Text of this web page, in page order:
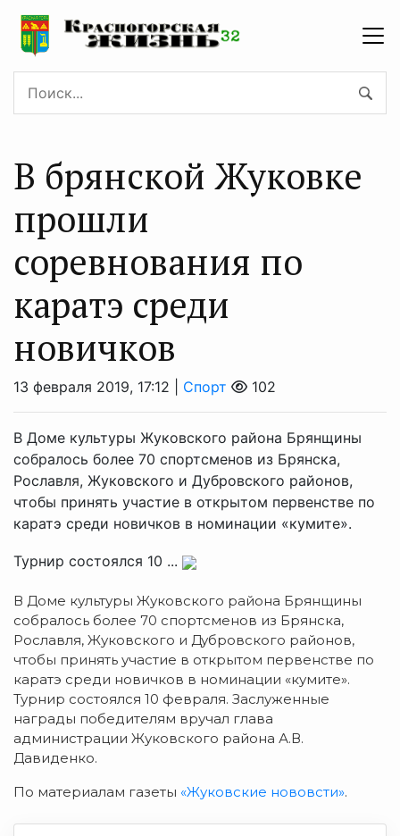
В брянской Жуковке
прошли
соревнования по
каратэ среди
новичков
13 февраля 2019, 17:12 | Спорт 102
В Доме культуры Жуковского района Брянщины
собралось более 70 спортсменов из Брянска,
Рославля, Жуковского и Дубровского районов,
чтобы принять участие в открытом первенстве по
каратэ среди новичков в номинации «кумите».
Турнир состоялся 10 ...
В Доме культуры Жуковского района Брянщины
собралось более 70 спортсменов из Брянска,
Рославля, Жуковского и Дубровского районов,
чтобы принять участие в открытом первенстве по
каратэ среди новичков в номинации «кумите».
Турнир состоялся 10 февраля. Заслуженные
награды победителям вручал глава
администрации Жуковского района А.В.
Давиденко.
По материалам газеты «Жуковские нововсти».